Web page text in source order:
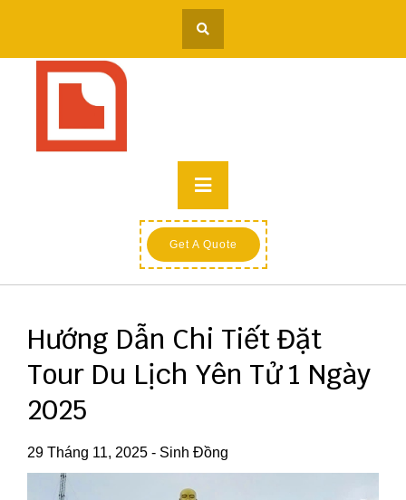
Primary
Menu
Get A Quote
Hướng Dẫn Chi Tiết Đặt
Tour Du Lịch Yên Tử 1 Ngày
2025
29 Tháng 11, 2025 - Sinh Đồng